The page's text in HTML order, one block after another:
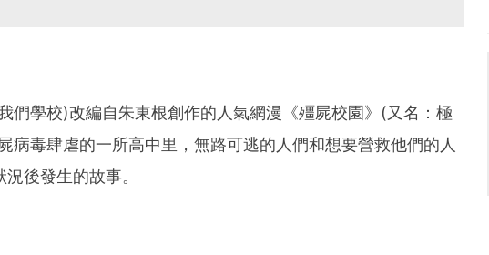
們學校)改編自朱東根創作的人氣網漫《殭屍校園》(又名：極
病毒肆虐的一所高中里，無路可逃的人們和想要營救他們的人
後發生的故事。